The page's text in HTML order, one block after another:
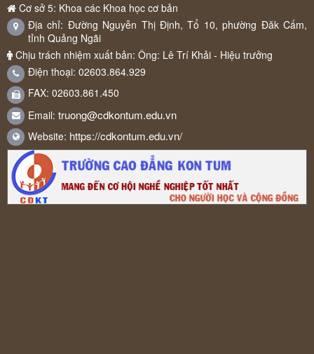
Cơ sở 5: Khoa các Khoa học cơ bản
Địa chỉ: Đường Nguyễn Thị Định, Tổ 10, phường Đăk Cấm,
tỉnh Quảng Ngãi
Chịu trách nhiệm xuất bản: Ông: Lê Trí Khải - Hiệu trưởng
Điện thoại: 02603.864.929
FAX: 02603.861.450
Email: truong@cdkontum.edu.vn
Website: https://cdkontum.edu.vn/